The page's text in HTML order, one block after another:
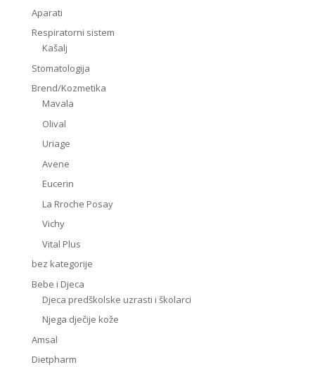
Aparati
Respiratorni sistem
Kašalj
Stomatologija
Brend/Kozmetika
Mavala
Olival
Uriage
Avene
Eucerin
La Rroche Posay
Vichy
Vital Plus
bez kategorije
Bebe i Djeca
Djeca predškolske uzrasti i školarci
Njega dječije kože
Amsal
Dietpharm